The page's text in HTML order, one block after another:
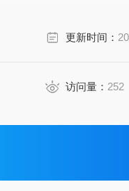
更新时间：
访问量： 252